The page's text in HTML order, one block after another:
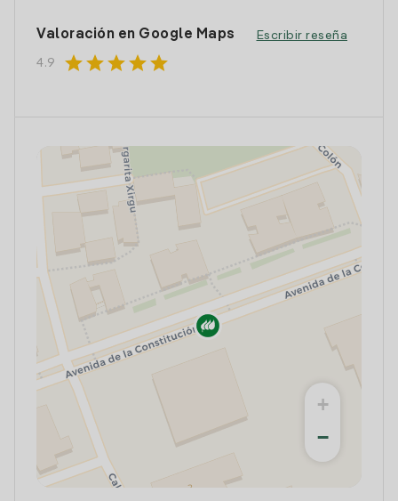
Valoración en Google Maps
4.9 starstarstarstarstar
Escribir reseña
+
−